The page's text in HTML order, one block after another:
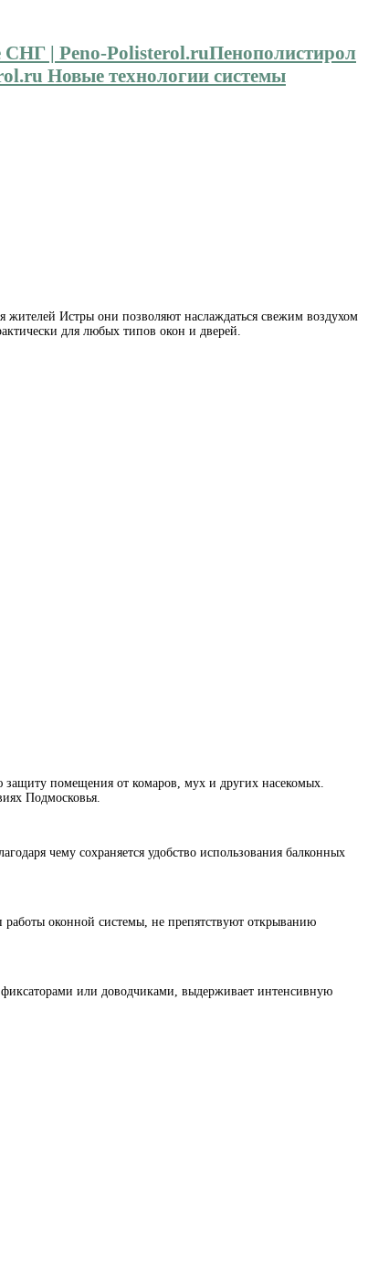
Пенополистирол
Новые технологии системы
жителей Истры они позволяют наслаждаться свежим воздухом
для любых типов окон и дверей.
помещения от комаров, мух и других насекомых.
Подмосковья.
чему сохраняется удобство использования балконных
оконной системы, не препятствуют открыванию
или доводчиками, выдерживает интенсивную